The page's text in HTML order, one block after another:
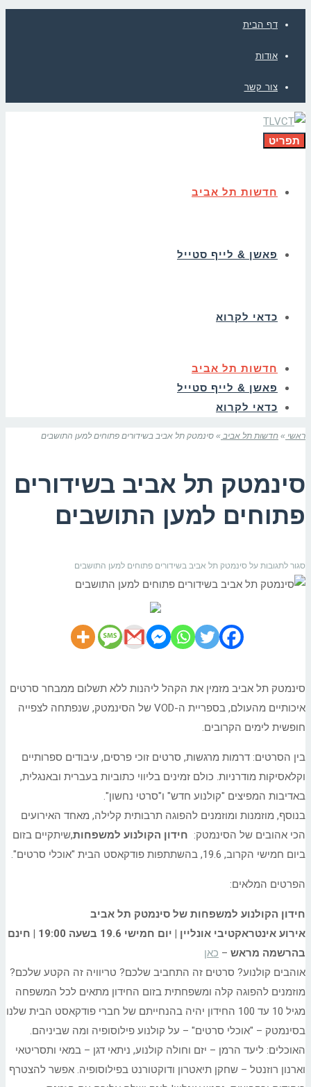
דף הבית
אודות
צור קשר
תפריט
חדשות תל אביב
פאשן & לייף סטייל
כדאי לקרוא
חדשות תל אביב
פאשן & לייף סטייל
כדאי לקרוא
ראשי » חדשות תל אביב » סינמטק תל אביב בשידורים פתוחים למען התושבים
סינמטק תל אביב בשידורים
פתוחים למען התושבים
סגור לתגובות על סינמטק תל אביב בשידורים פתוחים למען התושבים
סינמטק תל אביב מזמין את הקהל ליהנות ללא תשלום ממבחר סרטים
איכותיים מהעולם, בספריית ה-VOD של הסינמטק, שנפתחה לצפייה
חופשית לימים הקרובים.
בין הסרטים: דרמות מרגשות, סרטים זוכי פרסים, עיבודים ספרותיים
וקלאסיקות מודרניות. כולם זמינים בליווי כתוביות בעברית ובאנגלית,
באדיבות המפיצים "קולנוע חדש" ו"סרטי נחשון".
בנוסף, מוזמנות ומוזמנים להפוגה תרבותית קלילה, מאחד האירועים
הכי אהובים של הסינמטק: חידון הקולנוע למשפחות,שיתקיים בזום
ביום חמישי הקרוב, 19.6, בהשתתפות פודקאסט הבית "אוכלי סרטים".
הפרטים המלאים:
חידון הקולנוע למשפחות של סינמטק תל אביב
אירוע אינטראקטיבי אונליין | יום חמישי 19.6 בשעה 19:00 | חינם
בהרשמה מראש – כאן
אוהבים קולנוע? סרטים זה התחביב שלכם? טריוויה זה הקטע שלכם?
מוזמנים להפוגה קלה ומשפחתית בזום החידון מתאים לכל המשפחה
מגיל 10 עד 100 החידון יהיה בהנחייתם של חברי פודקאסט הבית שלנו
בסינמטק – "אוכלי סרטים" – על קולנוע פילוסופיה ומה שביניהם.
האוכלים: ליעד הרמן – יזם וחולה קולנוע, ניתאי דגן – במאי ותסריטאי
וארנון רוזנטל – שחקן תיאטרון ודוקטורנט בפילוסופיה. אפשר להצטרף